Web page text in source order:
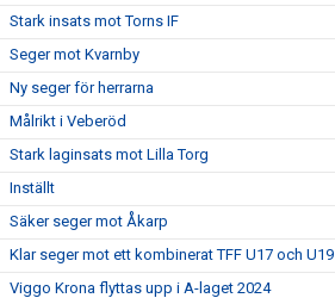
Stark insats mot Torns IF
Seger mot Kvarnby
Ny seger för herrarna
Målrikt i Veberöd
Stark laginsats mot Lilla Torg
Inställt
Säker seger mot Åkarp
Klar seger mot ett kombinerat TFF U17 och U19
Viggo Krona flyttas upp i A-laget 2024